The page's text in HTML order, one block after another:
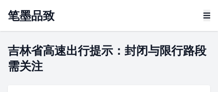
笔墨品致
吉林省高速出行提示：封闭与限行路段
需关注